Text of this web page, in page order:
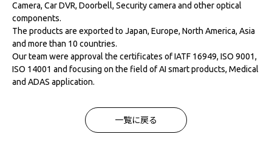
Camera, Car DVR, Doorbell, Security camera and other optical
components.
The products are exported to Japan, Europe, North America, Asia
and more than 10 countries.
Our team were approval the certificates of IATF 16949, ISO 9001,
ISO 14001 and focusing on the field of AI smart products, Medical
and ADAS application.
一覧に戻る